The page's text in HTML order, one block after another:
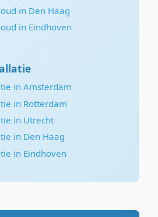
in Den Haag
in Eindhoven
in Amsterdam
in Rotterdam
in Utrecht
in Den Haag
in Eindhoven